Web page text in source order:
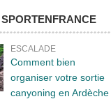
ESCALADE
Comment bien
organiser votre sortie
canyoning en Ardèche